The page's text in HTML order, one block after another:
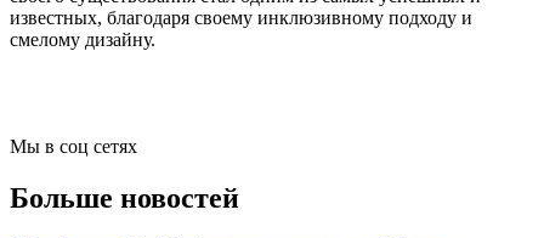
известных, благодаря своему инклюзивному подходу и
смелому дизайну.
Мы в соц сетях
Больше новостей